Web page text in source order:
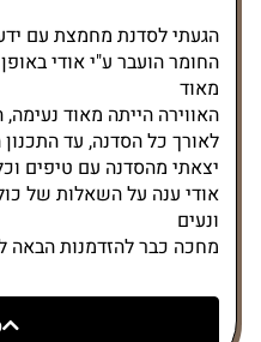
הגעתי לסדנת מחמצת עם
החומר הועבר ע"י אודי
מאוד
האווירה הייתה מאוד
לאורך כל הסדנה, עד
יצאתי מהסדנה עם טיפים
אודי ענה על השאלות של
ונעים
מחכה כבר להזדמנות הבאה